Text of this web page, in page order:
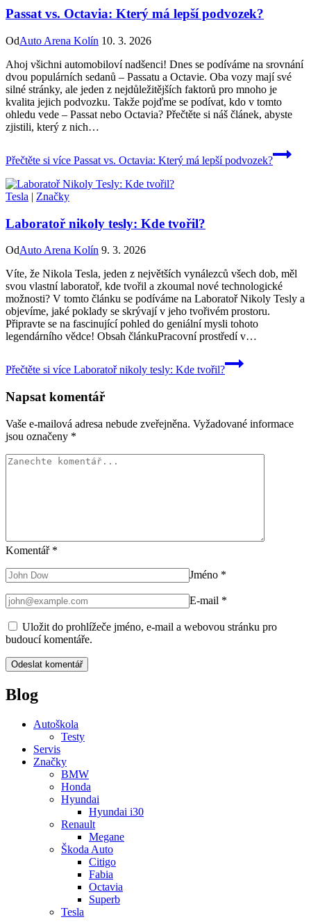
Passat vs. Octavia: Který má lepší podvozek?
OdAuto Arena Kolín 10. 3. 2026
Ahoj všichni automobiloví nadšenci! Dnes se podíváme na srovnání
dvou populárních sedanů – Passatu a Octavie. Oba vozy mají své
silné stránky, ale jeden z nejdůležitějších faktorů pro mnoho je
kvalita jejich podvozku. Takže pojďme se podívat, kdo v tomto
ohledu vede – Passat nebo Octavia? Přečtěte si náš článek, abyste
zjistili, který z nich…
Přečtěte si více Passat vs. Octavia: Který má lepší podvozek?
Tesla | Značky
Laboratoř nikoly tesly: Kde tvořil?
OdAuto Arena Kolín 9. 3. 2026
Víte, že Nikola Tesla, jeden z největších vynálezců všech dob, měl
svou vlastní laboratoř, kde tvořil a zkoumal nové technologické
možnosti? V tomto článku se podíváme na Laboratoř Nikoly Tesly a
objevíme, jaké poklady se skrývají v jeho tvořivém prostoru.
Připravte se na fascinující pohled do geniální mysli tohoto
legendárního vědce! Obsah článkuPracovní prostředí v…
Přečtěte si více Laboratoř nikoly tesly: Kde tvořil?
Napsat komentář
Vaše e-mailová adresa nebude zveřejněna. Vyžadované informace
jsou označeny *
Komentář *
Jméno *
E-mail *
Uložit do prohlížeče jméno, e-mail a webovou stránku pro
budoucí komentáře.
Blog
Autoškola
Testy
Servis
Značky
BMW
Honda
Hyundai
Hyundai i30
Renault
Megane
Škoda Auto
Citigo
Fabia
Octavia
Superb
Tesla